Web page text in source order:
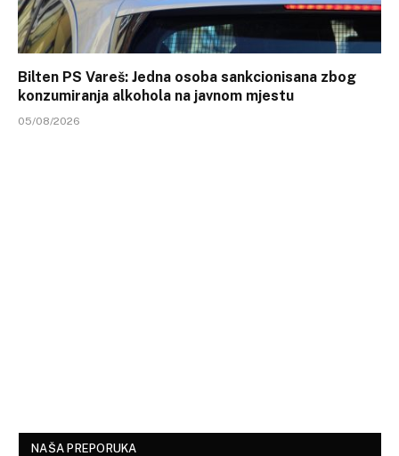
Bilten PS Vareš: Jedna osoba sankcionisana zbog
konzumiranja alkohola na javnom mjestu
05/08/2026
NAŠA PREPORUKA